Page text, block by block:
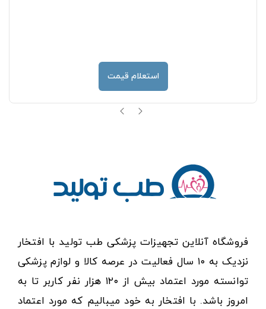
استعلام قیمت
فروشگاه آنلاین تجهیزات پزشکی طب تولید با افتخار
نزدیک به ۱۰ سال فعالیت در عرصه کالا و لوازم پزشکی
توانسته مورد اعتماد بیش از ۱۲۰ هزار نفر کاربر تا به
امروز باشد. با افتخار به خود میبالیم که مورد اعتماد